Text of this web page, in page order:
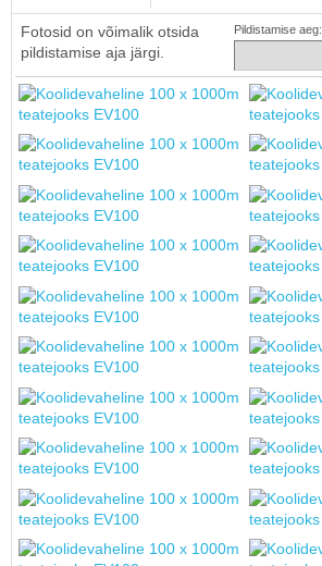
Fotosid on võimalik otsida
pildistamise aja järgi.
Pildistamise aeg: